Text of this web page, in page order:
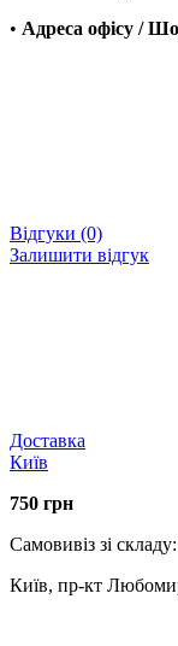
• Адреса офісу /
Відгуки (0)
Залишити відгук
Доставка
Київ
750 грн
Самовивіз зі складу:
Київ, пр-кт